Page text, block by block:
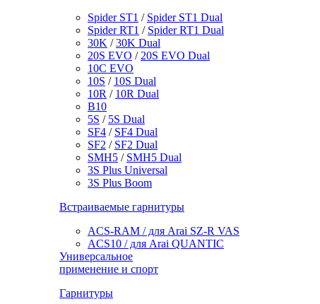
Spider ST1 / Spider ST1 Dual
Spider RT1 / Spider RT1 Dual
30K /30K Dual
20S EVO / 20S EVO Dual
10C EVO
10S / 10S Dual
10R / 10R Dual
B10
5S / 5S Dual
SF4 / SF4 Dual
SF2 / SF2 Dual
SMH5 / SMH5 Dual
3S Plus Universal
3S Plus Boom
Встраиваемые гарнитуры
ACS-RAM / для Arai SZ-R VAS
ACS10 / для Arai QUANTIC
Универсальное
применение и спорт
Гарнитуры